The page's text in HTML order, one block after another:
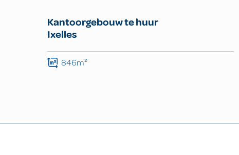
Kantoorgebouw te huur
Ixelles
846m²